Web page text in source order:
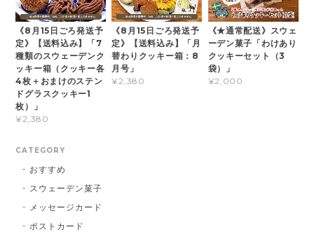
《8月15日ごろ発送予
定》【送料込み】「7
種類のスウェーデンク
ッキー箱（クッキー各
4枚＋おまけのステン
ドグラスクッキー1
枚）」
¥2,380
《8月15日ごろ発送予
定》【送料込み】「月
替わりクッキー箱：8
月号」
¥2,380
《★通常配送》スウェ
ーデン菓子「わけあり
クッキーセット（3
袋）」
¥2,000
CATEGORY
おすすめ
スウェーデン菓子
メッセージカード
ポストカード